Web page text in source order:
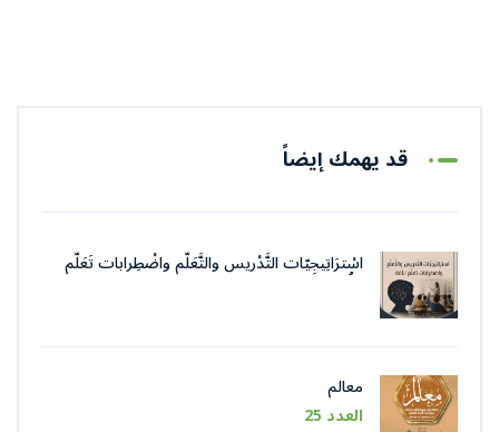
قد يهمك إيضاً
اسْترَاتِيجِيّات التَّدْريس والتَّعَلُّم واضْطِرابات تَعَلُّم
معالم
العدد 25